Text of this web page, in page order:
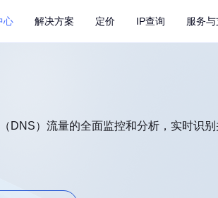
心 解决方案 定价 IP查询 服务
DNS）流量的全面监控和分析，实时识